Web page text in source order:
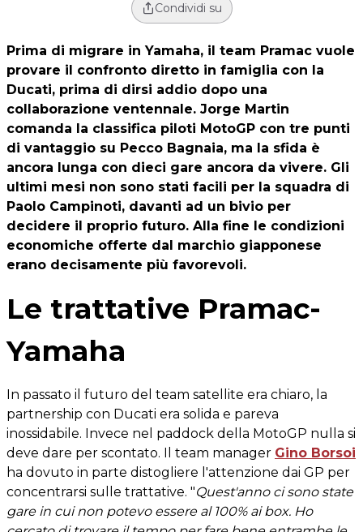
Condividi su
Prima di migrare in Yamaha, il team Pramac vuole
provare il confronto diretto in famiglia con la
Ducati, prima di dirsi addio dopo una
collaborazione ventennale. Jorge Martin
comanda la classifica piloti MotoGP con tre punti
di vantaggio su Pecco Bagnaia, ma la sfida è
ancora lunga con dieci gare ancora da vivere. Gli
ultimi mesi non sono stati facili per la squadra di
Paolo Campinoti, davanti ad un bivio per
decidere il proprio futuro. Alla fine le condizioni
economiche offerte dal marchio giapponese
erano decisamente più favorevoli.
Le trattative Pramac-
Yamaha
In passato il futuro del team satellite era chiaro, la
partnership con Ducati era solida e pareva
inossidabile. Invece nel paddock della MotoGP nulla si
deve dare per scontato. Il team manager Gino Borsoi
ha dovuto in parte distogliere l'attenzione dai GP per
concentrarsi sulle trattative. "Quest'anno ci sono state
gare in cui non potevo essere al 100% ai box. Ho